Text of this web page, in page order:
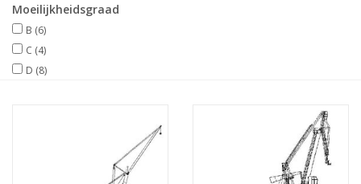
Documentatie
Tijdschriften
NIEUWE TIJDSCHRIFTEN
Moeilijkheidsgraad
B (6)
C (4)
D (8)